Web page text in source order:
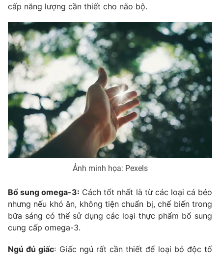
cấp năng lượng cần thiết cho não bộ.
Ảnh minh họa: Pexels
Bổ sung omega-3: Cách tốt nhất là từ các loại cá béo
nhưng nếu khó ăn, không tiện chuẩn bị, chế biến trong
bữa sáng có thể sử dụng các loại thực phẩm bổ sung
cung cấp omega-3.
Ngủ đủ giấc: Giấc ngủ rất cần thiết để loại bỏ độc tố